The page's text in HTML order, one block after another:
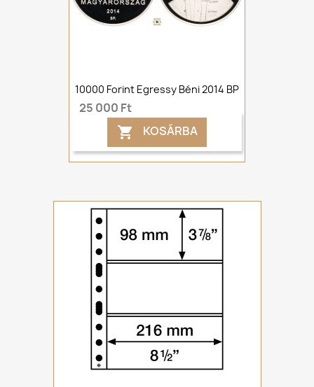
10000 Forint Egressy Béni 2014 BP
25 000 Ft
 KOSÁRBA